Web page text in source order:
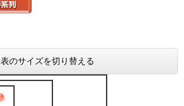
表のサイズを切り替える